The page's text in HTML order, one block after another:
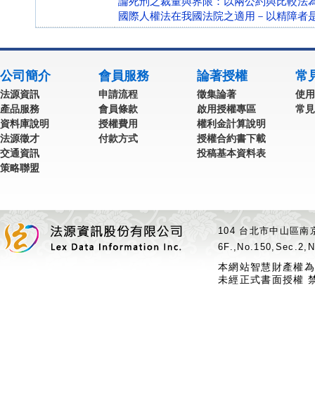
國際人權法在我國法院之適用－以精障者
公司簡介
法源資訊
產品服務
資料庫說明
法源徵才
交通資訊
策略聯盟
會員服務
申請流程
會員條款
授權費用
付款方式
論著授權
徵集論著
啟用授權專區
權利金計算說明
授權合約書下載
投稿基本資料表
常
使
常
104 台北市中山區
本網站智慧財產權
未經正式書面授權